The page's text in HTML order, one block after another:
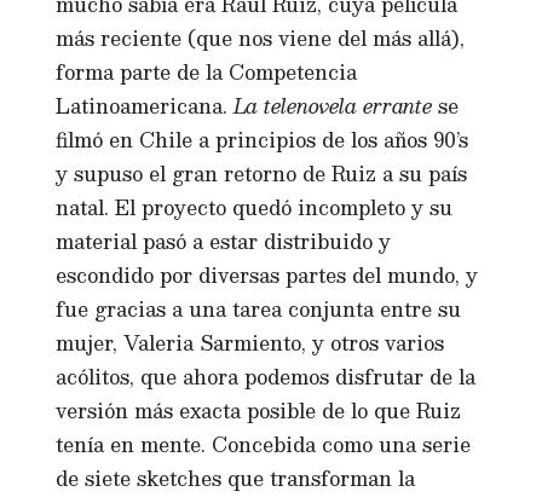
más reciente (que nos viene del más allá),
forma parte de la Competencia
Latinoamericana.La telenovela errantese
filmó en Chile a principios de los años 90’s
y supuso el gran retorno de Ruiz a su país
natal. El proyecto quedó incompleto y su
material pasó a estar distribuido y
escondido por diversas partes del mundo, y
fue gracias a una tarea conjunta entre su
mujer, Valeria Sarmiento, y otros varios
acólitos, que ahora podemos disfrutar de la
versión más exacta posible de lo que Ruiz
tenía en mente. Concebida como una serie
de siete sketches que transforman la